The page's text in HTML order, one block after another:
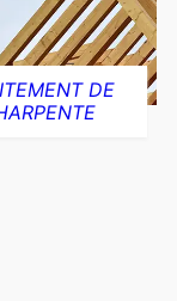
DE